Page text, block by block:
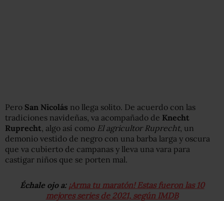
Pero San Nicolás no llega solito. De acuerdo con las
tradiciones navideñas, va acompañado de Knecht
Ruprecht , algo así como El agricultor Ruprecht, un
demonio vestido de negro con una barba larga y oscura
que va cubierto de campanas y lleva una vara para
castigar niños que se porten mal.
Échale ojo a: ¡Arma tu maratón! Estas fueron las 10
mejores series de 2021, según IMDB